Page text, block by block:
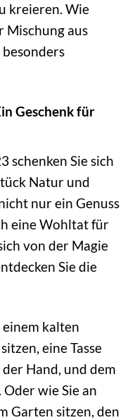
kreieren. Wie
Mischung aus
Geschenk für
schenken Sie sich
Natur und
nur ein Genuss
eine Wohltat für
von der Magie
Sie die
einem kalten
eine Tasse
Hand, und dem
wie Sie an
Garten sitzen, den